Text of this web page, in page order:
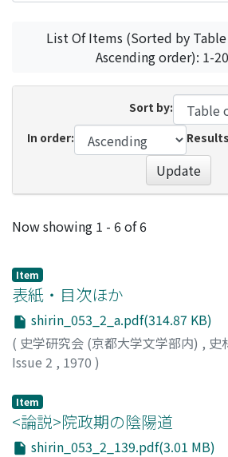
List Of Items (Sorted by
Ascending order): 1-
Sort by:
In order:
Update
Recent Submissions
Now showing 1 - 6 of 6
Item
表紙・目次ほか
shirin_053_2_a.pdf(314.87 KB)
( 史学研究会 (京都大学文学部内) , 史
Issue 2 , 1970 )
Item
<論説>院政期の陰陽道
shirin_053_2_139.pdf(3.01 MB)